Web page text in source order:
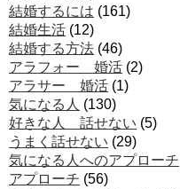
結婚するには (161)
結婚生活 (12)
結婚する方法 (46)
アラフォー 婚活 (2)
アラサー 婚活 (1)
気になる人 (130)
好きな人 話せない (5)
うまく話せない (29)
気になる人へのアプローチ
アプローチ (56)